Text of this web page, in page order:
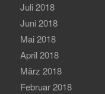
Juli 2018
Juni 2018
Mai 2018
April 2018
März 2018
Februar 2018